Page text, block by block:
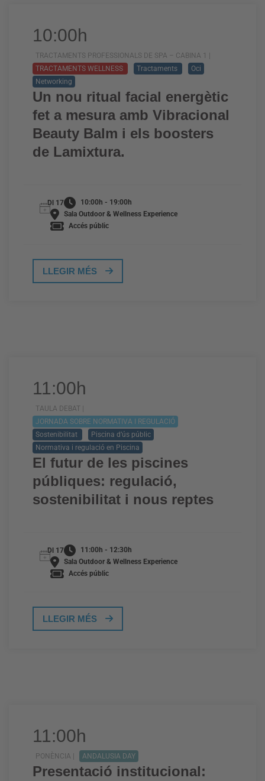
10:00h
TRACTAMENTS PROFESSIONALS DE SPA – CABINA 1 |
TRACTAMENTS WELLNESS
Tractaments
Oci
Networking
Un nou ritual facial energètic
fet a mesura amb Vibracional
Beauty Balm i els boosters
de Lamixtura.
Dl 17
10:00h - 19:00h
Sala Outdoor & Wellness Experience
Accés públic
LLEGIR MÉS
11:00h
TAULA DEBAT |
JORNADA SOBRE NORMATIVA I REGULACIÓ
Sostenibilitat
Piscina d’ús públic
Normativa i regulació en Piscina
El futur de les piscines
públiques: regulació,
sostenibilitat i nous reptes
Dl 17
11:00h - 12:30h
Sala Outdoor & Wellness Experience
Accés públic
LLEGIR MÉS
11:00h
PONÈNCIA | ANDALUSIA DAY
Presentació institucional: